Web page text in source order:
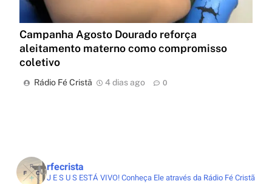
Campanha Agosto Dourado reforça
aleitamento materno como compromisso
coletivo
Rádio Fé Cristã 4 dias ago 0
rfecrista
J E S U S ESTÁ VIVO!Conheça Ele através da Rádio Fé Cristã